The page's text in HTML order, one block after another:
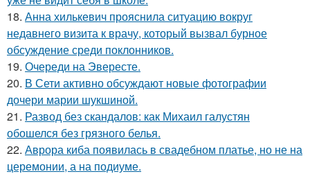
18. Анна хилькевич прояснила ситуацию вокруг
недавнего визита к врачу, который вызвал бурное
обсуждение среди поклонников.
19. Очереди на Эвересте.
20. В Сети активно обсуждают новые фотографии
дочери марии шукшиной.
21. Развод без скандалов: как Михаил галустян
обошелся без грязного белья.
22. Аврора киба появилась в свадебном платье, но не на
церемонии, а на подиуме.